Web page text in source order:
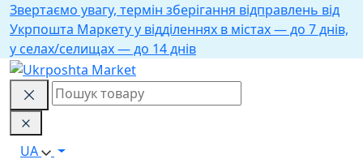
Звертаємо увагу, термін зберігання відправлень від
Укрпошта Маркету у відділеннях в містах — до 7 днів,
у селах/селищах — до 14 днів
UA